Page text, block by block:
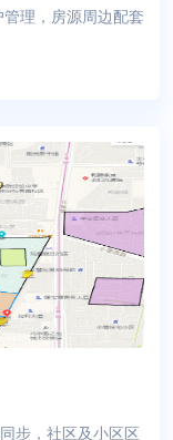
理，房源周边配套
步，社区及小区区